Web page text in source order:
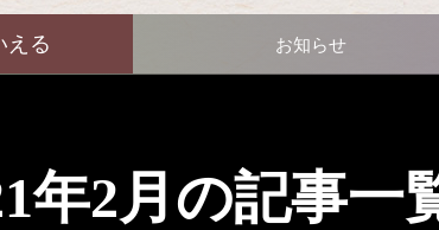
える お知らせ
年2月の記事一